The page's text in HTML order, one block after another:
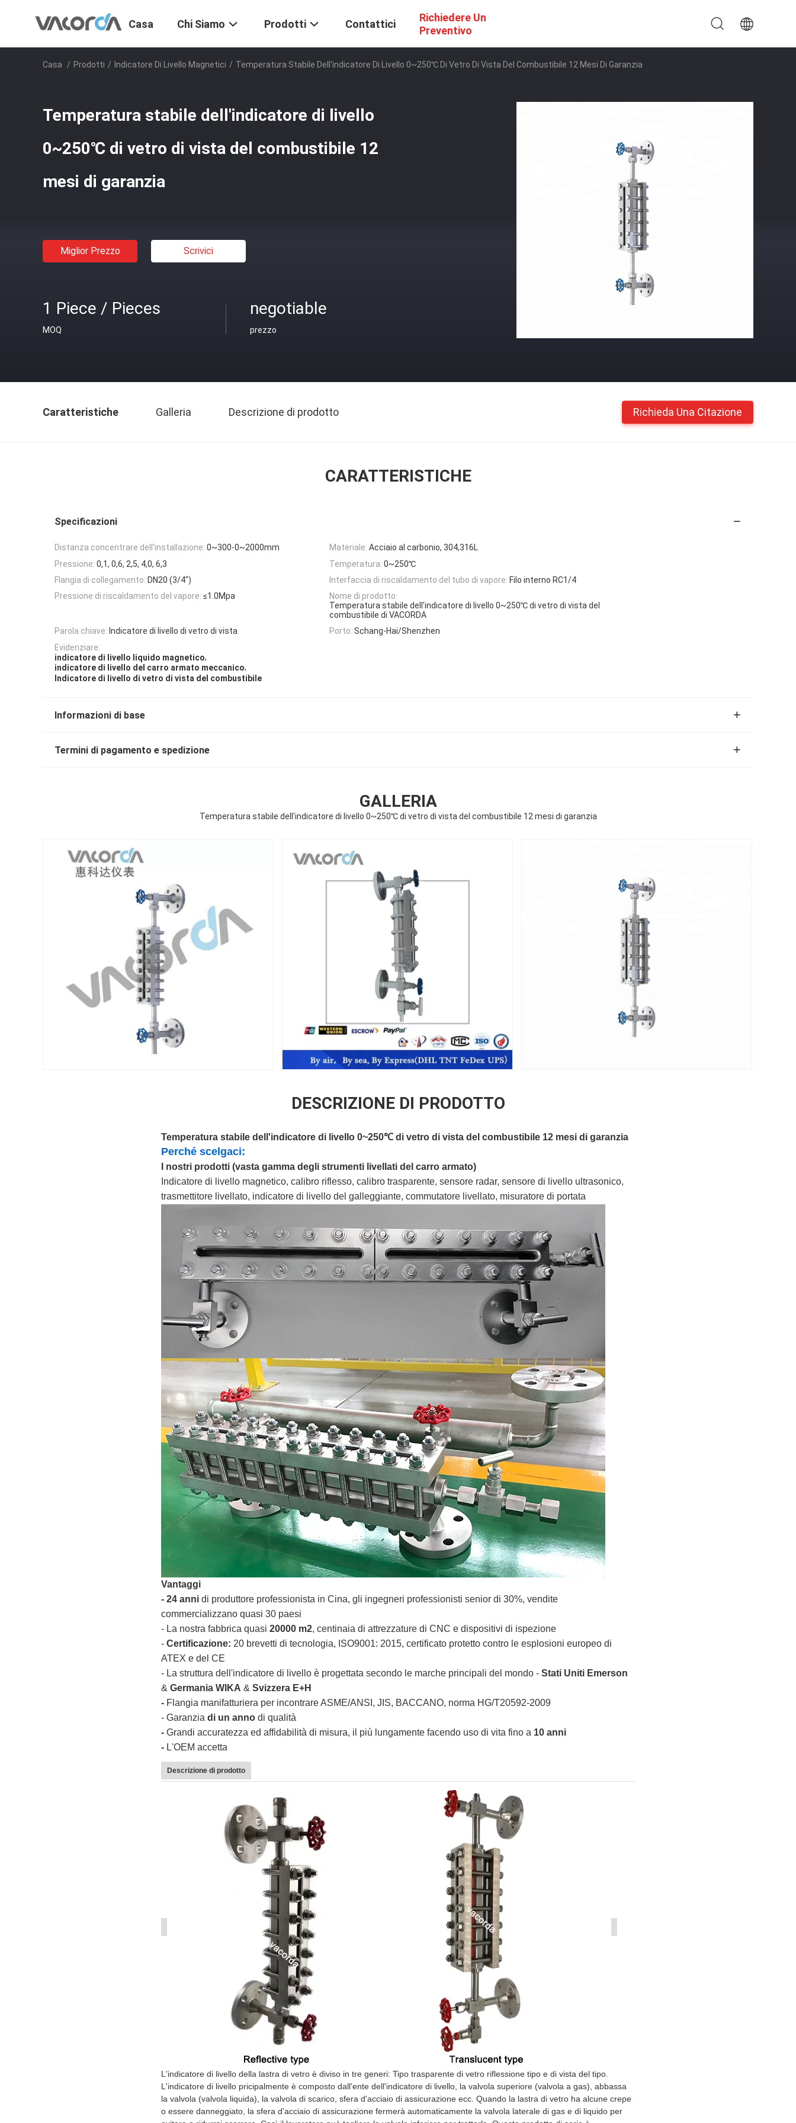
Casa Chi Siamo Prodotti Contattici
Richiedere Un
Preventivo
Casa / Prodotti / Indicatore Di Livello Magnetici / Temperatura Stabile Dell'indicatore Di Livello 0~250℃ Di Vetro Di Vista Del Combustibile 12 Mesi Di Garanzia
Temperatura stabile dell'indicatore di livello
0~250℃ di vetro di vista del combustibile 12
mesi di garanzia
Miglior Prezzo Scrivici
1 Piece / Pieces
MOQ
negotiable
prezzo
Caratteristiche Galleria Descrizione di prodotto Richieda Una Citazione
CARATTERISTICHE
Specificazioni
Distanza concentrare dell'installazione: 0~300-0~2000mm Materiale: Acciaio al carbonio, 304,316L
Pressione: 0,1, 0,6, 2,5, 4,0, 6,3 Temperatura: 0~250℃
Flangia di collegamento: DN20 (3/4") Interfaccia di riscaldamento del tubo di vapore: Filo interno RC1/4
Pressione di riscaldamento del vapore: ≤1.0Mpa
Nome di prodotto:
Temperatura stabile dell'indicatore di livello 0~250℃ di vetro di vista del
combustibile di VACORDA
Parola chiave: Indicatore di livello di vetro di vista Porto: Schang-Hai/Shenzhen
Evidenziare:
indicatore di livello liquido magnetico,
indicatore di livello del carro armato meccanico,
Indicatore di livello di vetro di vista del combustibile
Informazioni di base
Termini di pagamento e spedizione
GALLERIA
Temperatura stabile dell'indicatore di livello 0~250℃ di vetro di vista del combustibile 12 mesi di garanzia
DESCRIZIONE DI PRODOTTO
Temperatura stabile dell'indicatore di livello 0~250℃ di vetro di vista del combustibile 12 mesi di garanzia
Perché scelgaci:
I nostri prodotti (vasta gamma degli strumenti livellati del carro armato)
Indicatore di livello magnetico, calibro riflesso, calibro trasparente, sensore radar, sensore di livello ultrasonico,
trasmettitore livellato, indicatore di livello del galleggiante, commutatore livellato, misuratore di portata
Vantaggi
- 24 anni di produttore professionista in Cina, gli ingegneri professionisti senior di 30%, vendite
commercializzano quasi 30 paesi
- La nostra fabbrica quasi 20000 m2, centinaia di attrezzature di CNC e dispositivi di ispezione
- Certificazione: 20 brevetti di tecnologia, ISO9001: 2015, certificato protetto contro le esplosioni europeo di
ATEX e del CE
- La struttura dell'indicatore di livello è progettata secondo le marche principali del mondo - Stati Uniti Emerson
& Germania WIKA & Svizzera E+H
- Flangia manifatturiera per incontrare ASME/ANSI, JIS, BACCANO, norma HG/T20592-2009
- Garanzia di un anno di qualità
- Grandi accuratezza ed affidabilità di misura, il più lungamente facendo uso di vita fino a 10 anni
- L'OEM accetta
Descrizione di prodotto
L'indicatore di livello della lastra di vetro è diviso in tre generi: Tipo trasparente di vetro riflessione tipo e di vista del tipo.
L'indicatore di livello pricipalmente è composto dall'ente dell'indicatore di livello, la valvola superiore (valvola a gas), abbassa
la valvola (valvola liquida), la valvola di scarico, sfera d'acciaio di assicurazione ecc. Quando la lastra di vetro ha alcune crepe
o essere danneggiato, la sfera d'acciaio di assicurazione fermerà automaticamente la valvola laterale di gas e di liquido per